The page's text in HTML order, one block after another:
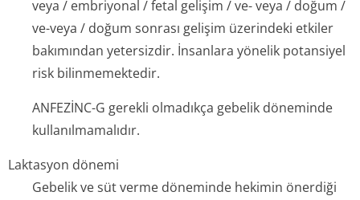
veya / embriyonal / fetal gelişim / ve- veya / doğum /
ve-veya / doğum sonrası gelişim üzerindeki etkiler
bakımından yetersizdir. İnsanlara yönelik potansiyel
risk bilinmemektedir.
ANFEZİNC-G gerekli olmadıkça gebelik döneminde
kullanılmamalıdır.
Laktasyon dönemi
Gebelik ve süt verme döneminde hekimin önerdiği